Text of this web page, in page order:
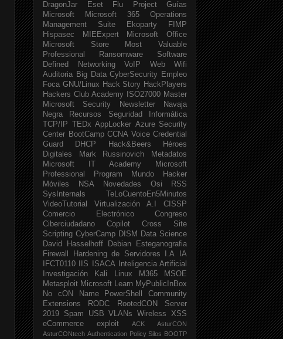
DragonJar
Eset Flu Project
Guías
Microsoft
Microsoft 365
Operations
Management Suite
Ekoparty
FIMP
Hispasec
MIEExpert
Microsoft Office
Microsoft Store
Most Valuable
Professional
Ransomware
Software
Defined Networking
VoIP Web
Wifi
Auditoria Big Data CyberSecurity Empleo
Foca GNU/Linux Hack Story HackPlayers
Hackers Club Academy
ISO27000 Master
Microsoft Security Newsletter
Navaja
Negra
Recursos Seguridad Informática
TCP/IP
TEDx AppLocker Azure Security
Center BootCamp CCNA Voice Credential
Guard
DHCP Hack&Beers
Héroes
Digitales
Mark Russinovich
Metadatos
Microsoft IT Academy
Microsoft
Professional Program
Mundo Hacker
Móviles
NSA Novedades Osi
RSS
SysInternals
TeLoCuentoEn5Minutos
VideoTutorial
Virtualización A.I
CISSP
Comercio Electrónico
Congreso
Ciberciudadano
Copilot
Cross Site
Scripting CyberCamp DISM
Data Science
David Hasselhoff
Debian
Esteganografia
Firewall
Hardening de Servidores I.A
IA
IFCT0110
IIS ISACA
Inteligencia Artificial
Investigación
Kali Linux M365
MSOE
Metasploit Microsoft Learn MyPublicInBox
No cON Name
PowerShell Community
Extensions
RODC RootedCON
Server
2019
Spam USB VLANs Wireless
XSS
eCommerce
exploit ACK
AsturCON
AsturCONtech Authentication Policy Silos BOOTP